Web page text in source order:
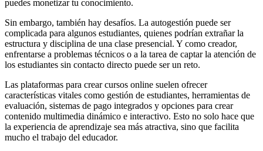
puedes monetizar tu conocimiento.
Sin embargo, también hay desafíos. La autogestión puede ser
complicada para algunos estudiantes, quienes podrían extrañar la
estructura y disciplina de una clase presencial. Y como creador,
enfrentarse a problemas técnicos o a la tarea de captar la atención de
los estudiantes sin contacto directo puede ser un reto.
Las plataformas para crear cursos online suelen ofrecer
características vitales como gestión de estudiantes, herramientas de
evaluación, sistemas de pago integrados y opciones para crear
contenido multimedia dinámico e interactivo. Esto no solo hace que
la experiencia de aprendizaje sea más atractiva, sino que facilita
mucho el trabajo del educador.